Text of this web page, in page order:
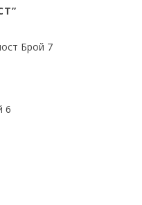
Брой 7
6